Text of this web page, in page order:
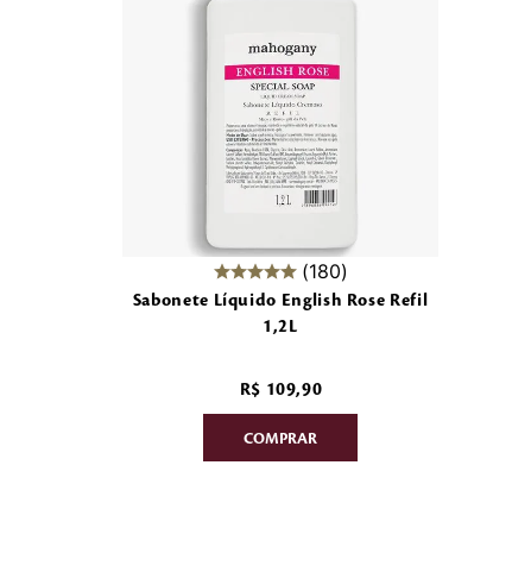
180
Sabonete Líquido English Rose Refil
1,2L
R$ 109,90